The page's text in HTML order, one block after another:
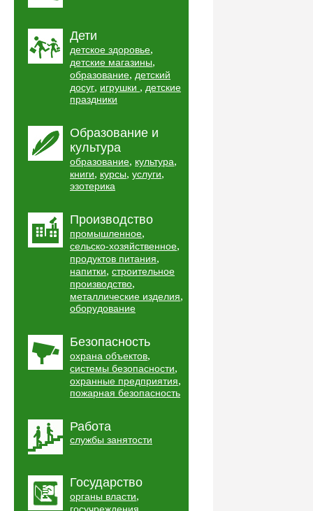
Дети
детское здоровье,
детские магазины,
образование, детский
досуг, игрушки , детские
праздники
Образование и
культура
образование, культура,
книги, курсы, услуги,
эзотерика
Производство
промышленное,
сельско-хозяйственное,
продуктов питания,
напитки, строительное
производство,
металлические изделия,
оборудование
Безопасность
охрана объектов,
системы безопасности,
охранные предприятия,
пожарная безопасность
Работа
службы занятости
Государство
органы власти,